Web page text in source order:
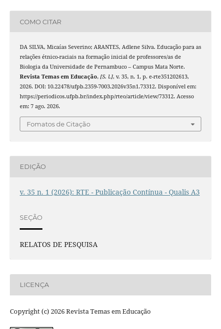
COMO CITAR
DA SILVA, Micaías Severino; ARANTES, Adlene Silva. Educação para as
relações étnico-raciais na formação inicial de professores/as de
Biologia da Universidade de Pernambuco – Campus Mata Norte.
Revista Temas em Educação, [S. l.], v. 35, n. 1, p. e-rte351202613,
2026. DOI: 10.22478/ufpb.2359-7003.2026v35n1.73312. Disponível em:
https://periodicos.ufpb.br/index.php/rteo/article/view/73312. Acesso
em: 7 ago. 2026.
Fomatos de Citação
EDIÇÃO
v. 35 n. 1 (2026): RTE - Publicação Contínua - Qualis A3
SEÇÃO
RELATOS DE PESQUISA
LICENÇA
Copyright (c) 2026 Revista Temas em Educação